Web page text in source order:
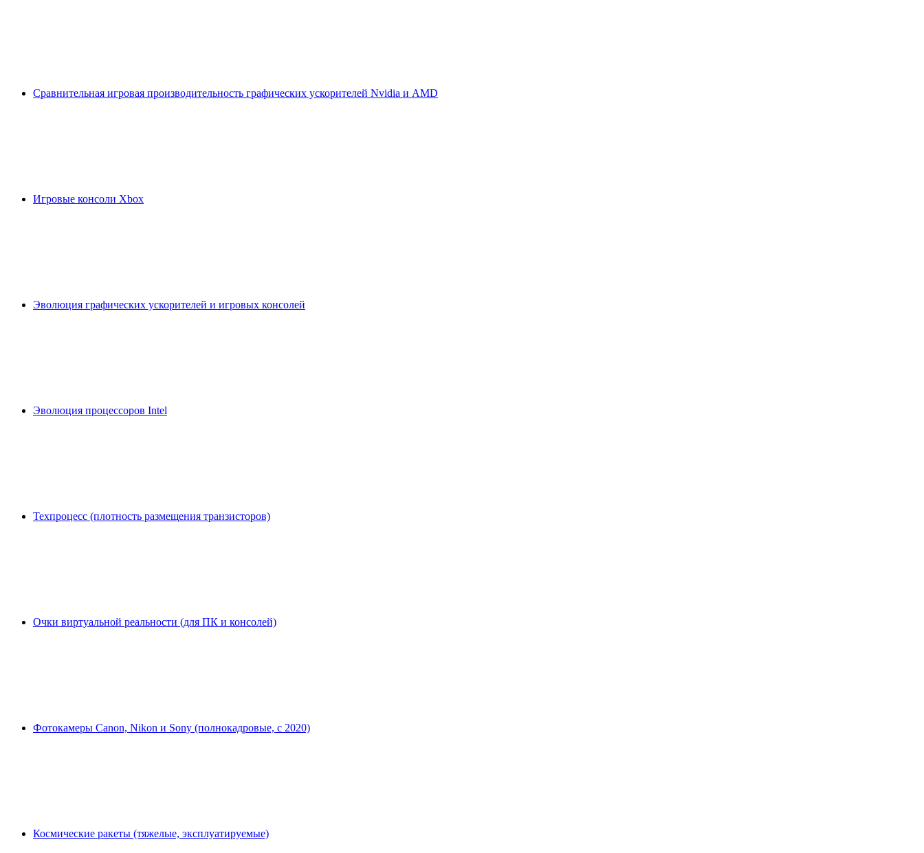
Сравнительная игровая производительность графических ускорителей Nvidia и AMD
Игровые консоли Xbox
Эволюция графических ускорителей и игровых консолей
Эволюция процессоров Intel
Техпроцесс (плотность размещения транзисторов)
Очки виртуальной реальности (для ПК и консолей)
Фотокамеры Canon, Nikon и Sony (полнокадровые, с 2020)
Космические ракеты (тяжелые, эксплуатируемые)